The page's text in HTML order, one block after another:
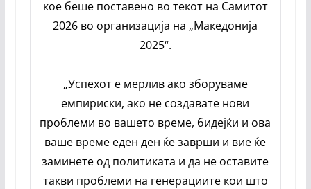
кое беше поставено во текот на Самитот
2026 во организација на „Македонија
2025“.
„Успехот е мерлив ако зборуваме
емпириски, ако не создавате нови
проблеми во вашето време, бидејќи и ова
ваше време еден ден ќе заврши и вие ќе
заминете од политиката и да не оставите
такви проблеми на генерациите кои што